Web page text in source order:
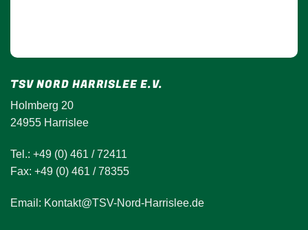
TSV NORD HARRISLEE E.V.
Holmberg 20
24955 Harrislee
Tel.: +49 (0) 461 / 72411
Fax: +49 (0) 461 / 78355
Email: Kontakt@TSV-Nord-Harrislee.de